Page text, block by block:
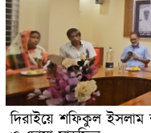
দিরাইয়ে শফিকুল